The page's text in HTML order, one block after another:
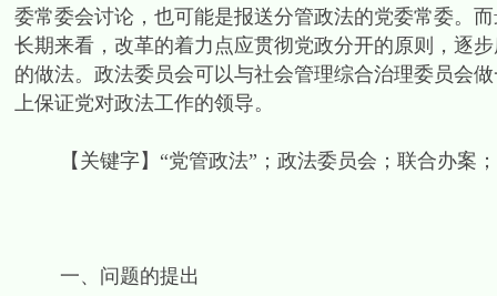
委常委会讨论，也可能是报送分管政法的党委常委。
长期来看，改革的着力点应贯彻党政分开的原则，逐
的做法。政法委员会可以与社会管理综合治理委员会
上保证党对政法工作的领导。
【关键字】“党管政法”；政法委员会；联合办案；
一、问题的提出